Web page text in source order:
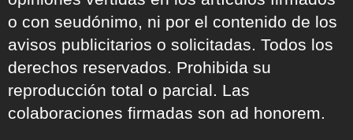
o con seudónimo, ni por el contenido de los
avisos publicitarios o solicitadas. Todos los
derechos reservados. Prohibida su
reproducción total o parcial. Las
colaboraciones firmadas son ad honorem.